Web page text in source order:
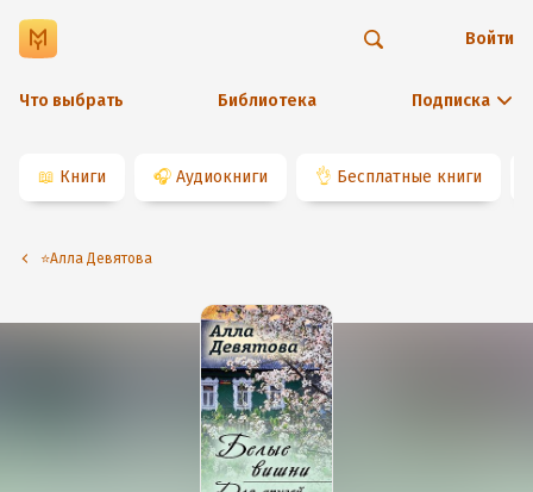
Что выбрать Библиотека Подписка
Войти
📖 Книги 🎧 Аудиокниги 👌 Бесплатные книги
⭐️Алла Девятова